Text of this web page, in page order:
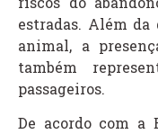
estradas. Além da
animal, a
também
passageiros.
De acordo com a